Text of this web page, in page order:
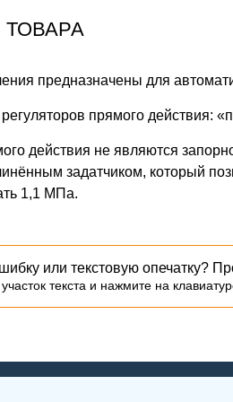
предназначены для
прямого действия:
действия не являются
задатчиком, который
1,1 МПа.
или текстовую опечатку?
текста и нажмите на